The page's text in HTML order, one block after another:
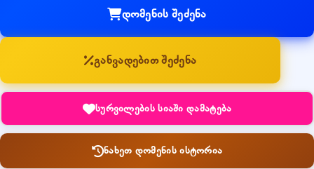
დომენის შეძენა
განვადებით შეძენა
სურვილების სიაში დამატება
ნახეთ დომენის ისტორია